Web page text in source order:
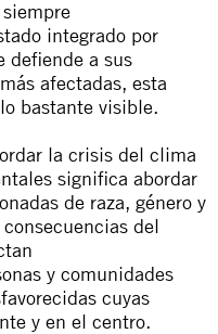
integrado por
defiende a sus
afectadas, esta
bastante visible.
la crisis del clima
significa abordar
de raza, género y
del
y comunidades
cuyas
y en el centro.